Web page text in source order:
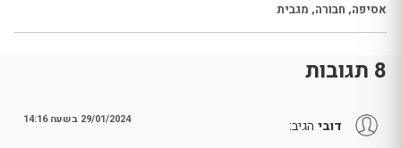
אסיפה, חבורה, מגבית
8 תגובות
דובי הגיב: 29/01/2024 בשעה 14:16